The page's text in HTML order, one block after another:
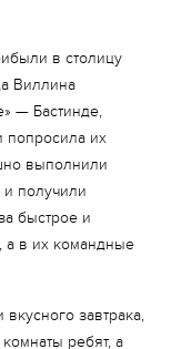
в столицу
Виллина
— Бастинде,
попросила их
выполнили
и получили
быстрое и
а в их командные
завтрака,
ребят, а